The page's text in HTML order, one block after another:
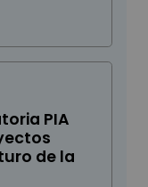
PIA
de la